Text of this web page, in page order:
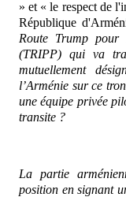
» et « le respect de
République
Route Trump
(TRIPP) qui va
mutuellement
l’Arménie sur ce
une équipe privée
transite ?
La partie
position en signant